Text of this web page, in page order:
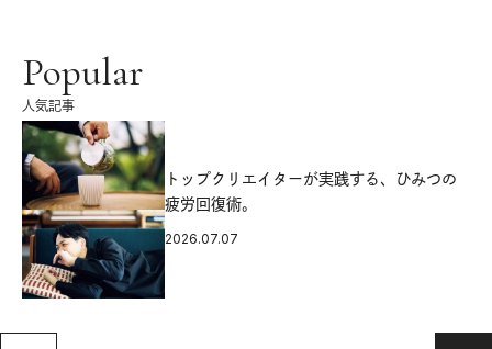
Popular
人気記事
トップクリエイターが実践する、ひみつの
疲労回復術。
2026.07.07